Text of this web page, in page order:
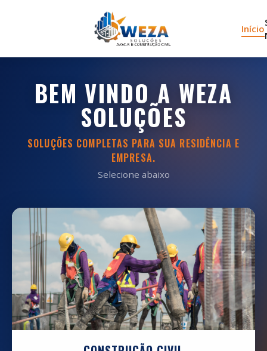
Início
BEM VINDO A WEZA
SOLUÇÕES
SOLUÇÕES COMPLETAS PARA SUA RESIDÊNCIA E
EMPRESA.
Selecione abaixo